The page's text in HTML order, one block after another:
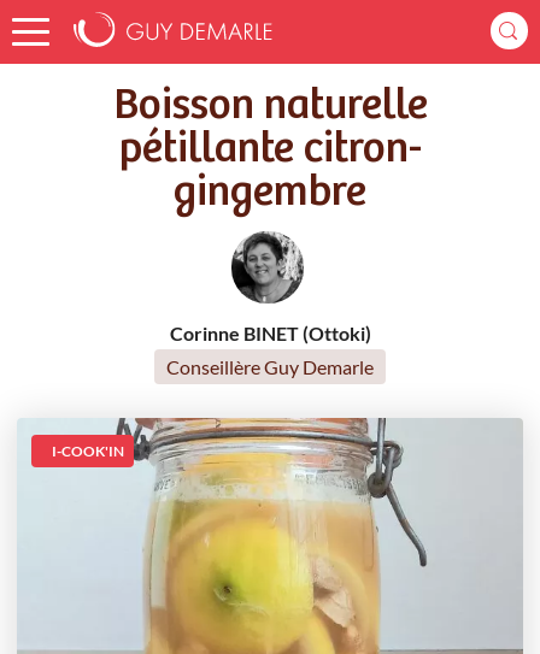
Accueil
Recettes
Boisson naturelle pétillante citron-gingembre
Boisson naturelle
pétillante citron-
gingembre
Corinne BINET (Ottoki)
Conseillère Guy Demarle
I-COOK'IN